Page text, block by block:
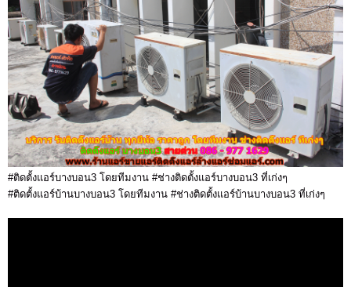
#ติดตั้งแอร์บางบอน3 โดยทีมงาน #ช่างติดตั้งแอร์บางบอน3 ที่เก่งๆ
#ติดตั้งแอร์บ้านบางบอน3 โดยทีมงาน #ช่างติดตั้งแอร์บ้านบางบอน3 ที่เก่งๆ